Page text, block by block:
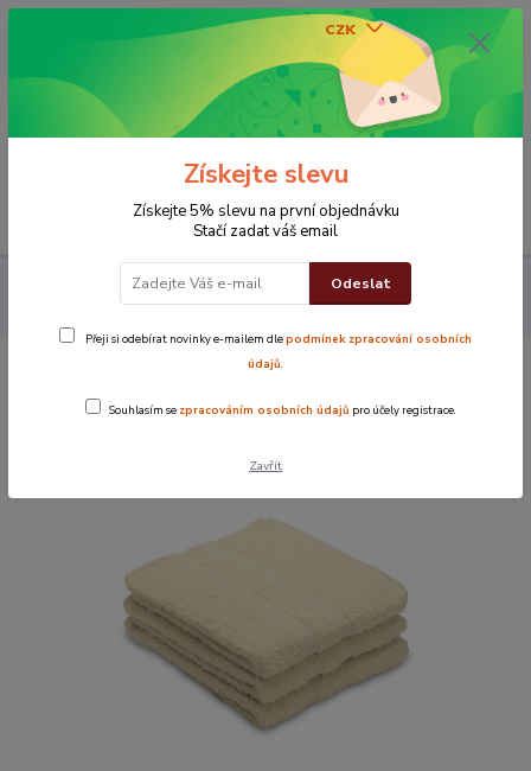
CZK
0 Kč
Osušky Osuška Ekonom
Osuška ekonom
Osuška ekonom Krémová
Získejte slevu
Získejte 5% slevu na první objednávku
Stačí zadat váš email
Odeslat
Přeji si odebírat novinky e-mailem dlepodmínek zpracování osobních
údajů.
Souhlasím se zpracováním osobních údajů pro účely registrace.
Zavřít